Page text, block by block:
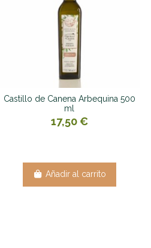
Castillo de Canena Arbequina 500
ml
17,50 €
Añadir al carrito